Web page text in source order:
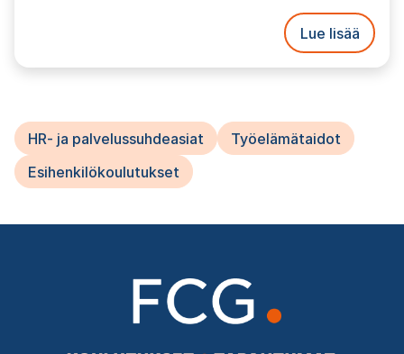
Lue lisää
HR- ja palvelussuhdeasiat
Työelämätaidot
Esihenkilökoulutukset